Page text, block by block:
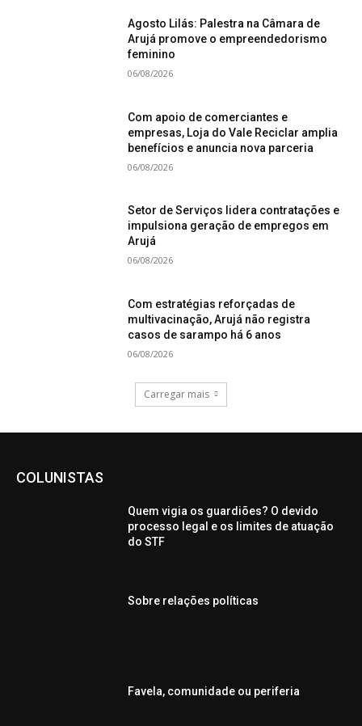
Agosto Lilás: Palestra na Câmara de
Arujá promove o empreendedorismo
feminino
06/08/2026
Com apoio de comerciantes e
empresas, Loja do Vale Reciclar amplia
benefícios e anuncia nova parceria
06/08/2026
Setor de Serviços lidera contratações e
impulsiona geração de empregos em
Arujá
06/08/2026
Com estratégias reforçadas de
multivacinação, Arujá não registra
casos de sarampo há 6 anos
06/08/2026
Carregar mais
COLUNISTAS
Quem vigia os guardiões? O devido
processo legal e os limites de atuação
do STF
Sobre relações políticas
Favela, comunidade ou periferia